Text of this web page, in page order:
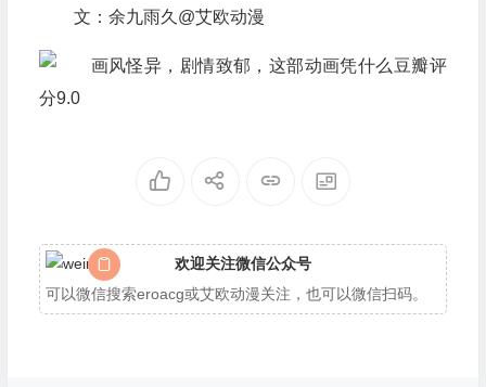
文：余九雨久@艾欧动漫
欢迎关注微信公众号
可以微信搜索eroacg或艾欧动漫关注，也可以微信扫码。